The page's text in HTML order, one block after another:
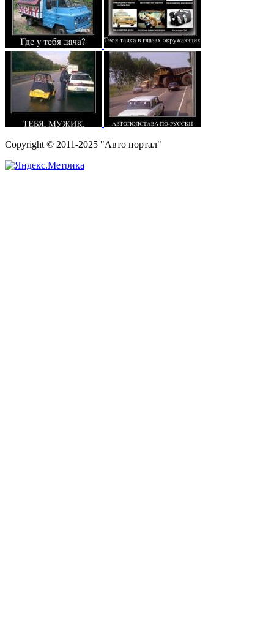
Copyright © 2011-2025 "Авто портал"